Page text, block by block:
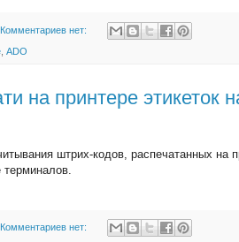
Комментариев нет:
ADO
на принтере этикеток
штрих-кодов, распечатанных на
терминалов.
Комментариев нет: